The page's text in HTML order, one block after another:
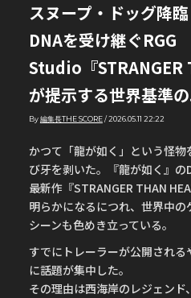
スヌープ・ドッグ降
DNAを受け継ぐRGG
Studio『STRANGER
が提示する世界基準
By編集長THE SCORE/2026.05.11 22:22
かつて「龍が如く」という怪
び牙を剥いた。『龍が如く』
最新作『STRANGER THAN
明らかになるにつれ、世界中
シーンも色めき立っている。
すでにトレーラーが公開され
に話題が集中した。
その理由は西海岸のレジェンド